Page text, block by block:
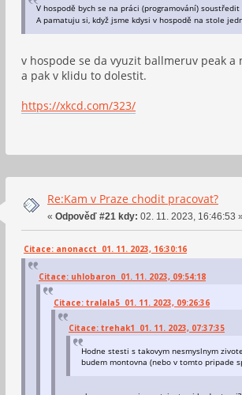
V hospodě bych se na práci (programování)
A pamatuju si, když jsme kdysi v hospodě na stole
v hospode se da vyuzit ballmeruv peak
a pak v klidu to dolestit.
https://xkcd.com/323/
Re:Kam v Praze chodit pracovat?
« Odpověď #21 kdy: 02. 11. 2023, 16:46:53 »
Citace: anonacct 01. 11. 2023, 16:30:16
Citace: uhlobaron 01. 11. 2023, 09:54:18
Citace: tralala5 01. 11. 2023, 09:26:36
Citace: trehak1 01. 11. 2023, 07:37:35
Hodne stesti s takovym nesmyslnym
budem montovna (nebo v tomto pripade